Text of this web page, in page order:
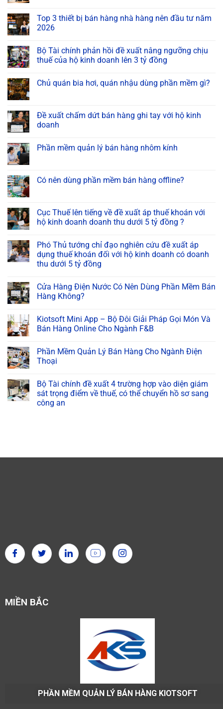
Top 3 thiết bị bán hàng nhà hàng nên đầu tư năm
2026
Bộ Tài chính phản hồi đề xuất nâng ngưỡng chịu
thuế của hộ kinh doanh lên 3 tỷ đồng
Chủ quán bia hơi, quán nhậu dùng phần mềm gì?
Đề xuất chấm dứt bán hàng ghi tay với hộ kinh
doanh
Phần mềm quản lý bán hàng nhôm kính
Có nên dùng phần mềm bán hàng offline?
Cục Thuế lên tiếng về đề xuất áp thuế khoán với
hộ kinh doanh doanh thu dưới 5 tỷ đồng ?
Phó Thủ tướng chỉ đạo nghiên cứu đề xuất áp
dụng thuế khoán đối với hộ kinh doanh có doanh
thu dưới 5 tỷ đồng
Cửa Hàng Điện Nước Có Nên Dùng Phần Mềm Bán
Hàng Không?
Kiotsoft Mini App – Bộ Đôi Giải Pháp Gọi Món Và
Bán Hàng Online Cho Ngành F&B
Phần Mềm Quản Lý Bán Hàng Cho Ngành Điện
Thoại
Bộ Tài chính đề xuất 4 trường hợp vào diện giám
sát trọng điểm về thuế, có thể chuyển hồ sơ sang
công an
MIỀN BẮC
PHẦN MỀM QUẢN LÝ BÁN HÀNG KIOTSOFT